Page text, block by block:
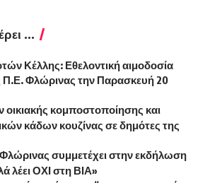
...
Κέλλης: Εθελοντική αιμοδοσία
Π.Ε. Φλώρινας την Παρασκευή 20
κομποστοποίησης και
κάδων κουζίνας σε δημότες της
συμμετέχει στην εκδήλωση
λέει ΟΧΙ στη ΒΙΑ»